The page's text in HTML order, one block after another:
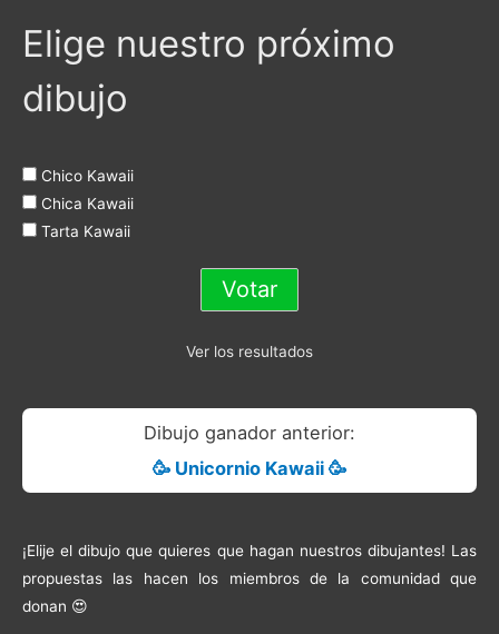
Elige nuestro próximo
dibujo
Chico Kawaii
Chica Kawaii
Tarta Kawaii
Ver los resultados
Dibujo ganador anterior:
🥳 Unicornio Kawaii 🥳
¡Elije el dibujo que quieres que hagan nuestros dibujantes! Las
propuestas las hacen los miembros de la comunidad que
donan 😍